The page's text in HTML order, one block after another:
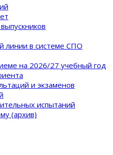
линии в системе СПО
на 2026/27 учебный год
и экзаменов
испытаний
(архив)